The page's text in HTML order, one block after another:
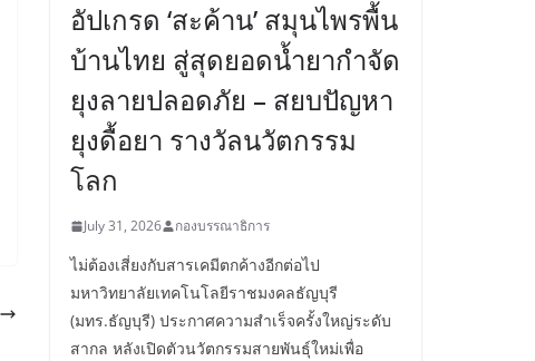
อัปเกรด ‘สะค้าน’ สมุนไพรพื้น
บ้านไทย สู่สุดยอดน้ำยากำจัด
ยุงลายปลอดภัย – สยบปัญหา
ยุงดื้อยา รางวัลนวัตกรรม
โลก
July 31, 2026 กองบรรณาธิการ
ไม่ต้องเสี่ยงกับสารเคมีตกค้างอีกต่อไป
มหาวิทยาลัยเทคโนโลยีราชมงคลธัญบุรี
(มทร.ธัญบุรี) ประกาศความสำเร็จครั้งใหญ่ระดับ
สากล หลังเปิดตัวนวัตกรรมสายพันธุ์ใหม่เพื่อ